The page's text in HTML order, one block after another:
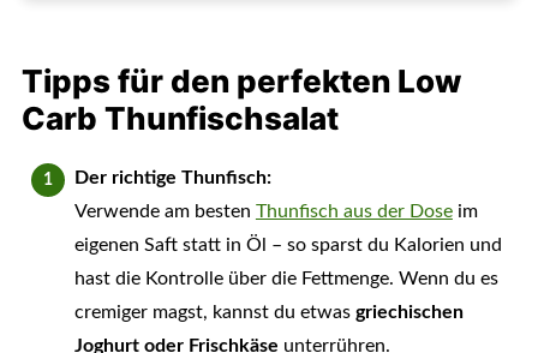
Tipps für den perfekten Low
Carb Thunfischsalat
Der richtige Thunfisch:
Verwende am besten Thunfisch aus der Doseim
eigenen Saft statt in Öl – so sparst du Kalorien und
hast die Kontrolle über die Fettmenge. Wenn du es
cremiger magst, kannst du etwas griechischen
Joghurt oder Frischkäse unterrühren.